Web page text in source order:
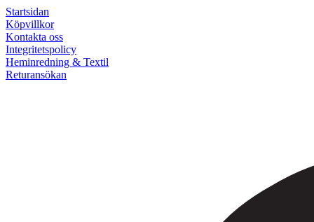
Startsidan
Köpvillkor
Kontakta oss
Integritetspolicy
Heminredning & Textil
Returansökan